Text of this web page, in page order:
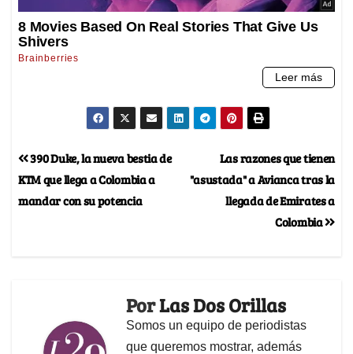
Las razones que tienen
"asustada" a Avianca tras la
llegada de Emirates a
Colombia
390 Duke, la nueva bestia de
KTM que llega a Colombia a
mandar con su potencia
PorLas Dos Orillas
Somos un equipo de periodistas
que queremos mostrar, además